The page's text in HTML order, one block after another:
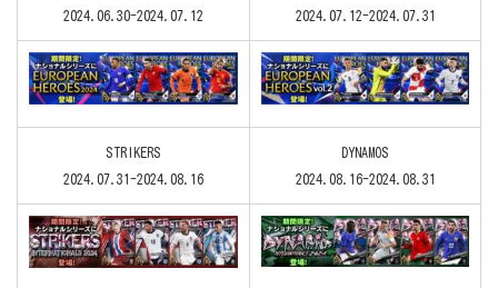
2024.06.30-2024.07.12
2024.07.12-2024.07.31
STRIKERS
2024.07.31-2024.08.16
DYNAMOS
2024.08.16-2024.08.31